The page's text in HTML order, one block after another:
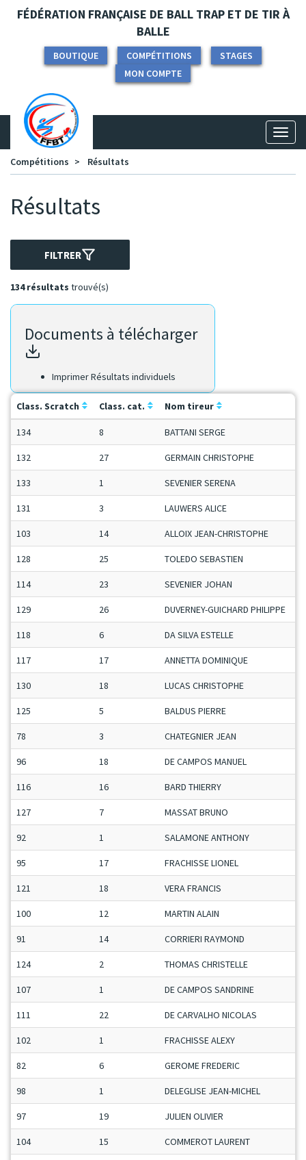
Panneau de gestion des cookies
FÉDÉRATION FRANÇAISE DE BALL TRAP ET DE TIR À
BALLE
BOUTIQUE COMPÉTITIONS
STAGES
MON COMPTE
Compétitions
Résultats
Résultats
FILTRER
134 résultats trouvé(s)
Documents à télécharger
Imprimer Résultats individuels
Class. Scratch Class. cat. Nom tireur
134 8 BATTANI SERGE
132 27 GERMAIN CHRISTOPHE
133 1 SEVENIER SERENA
131 3 LAUWERS ALICE
103 14 ALLOIX JEAN-CHRISTOPHE
128 25 TOLEDO SEBASTIEN
114 23 SEVENIER JOHAN
129 26 DUVERNEY-GUICHARD PHILIPPE
118 6 DA SILVA ESTELLE
117 17 ANNETTA DOMINIQUE
130 18 LUCAS CHRISTOPHE
125 5 BALDUS PIERRE
78 3 CHATEGNIER JEAN
96 18 DE CAMPOS MANUEL
116 16 BARD THIERRY
127 7 MASSAT BRUNO
92 1 SALAMONE ANTHONY
95 17 FRACHISSE LIONEL
121 18 VERA FRANCIS
100 12 MARTIN ALAIN
91 14 CORRIERI RAYMOND
124 2 THOMAS CHRISTELLE
107 1 DE CAMPOS SANDRINE
111 22 DE CARVALHO NICOLAS
102 1 FRACHISSE ALEXY
82 6 GEROME FREDERIC
98 1 DELEGLISE JEAN-MICHEL
97 19 JULIEN OLIVIER
104 15 COMMEROT LAURENT